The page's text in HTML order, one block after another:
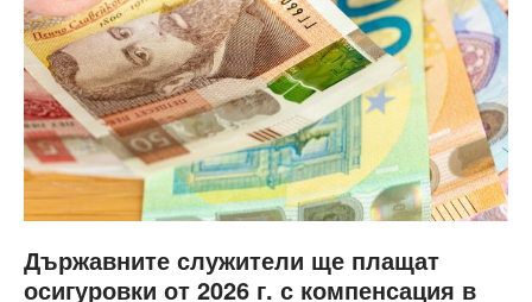
Държавните служители ще плащат
осигуровки от 2026 г. с компенсация в